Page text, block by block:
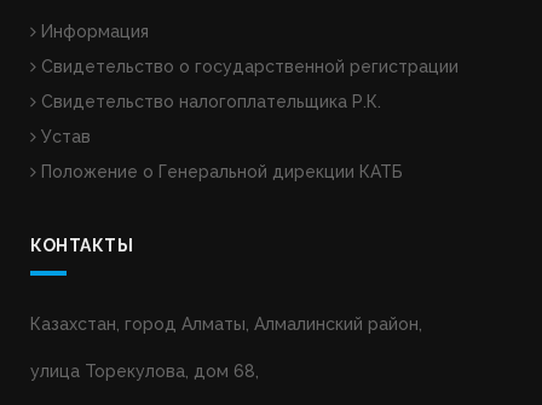
Информация
Свидетельство о государственной регистрации
Свидетельство налогоплательщика Р.К.
Устав
Положение о Генеральной дирекции КАТБ
КОНТАКТЫ
Казахстан, город Алматы, Алмалинский район,
улица Торекулова, дом 68,